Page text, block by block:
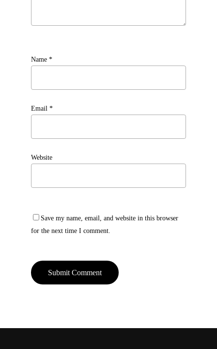
Name *
Email *
Website
Save my name, email, and website in this browser
for the next time I comment.